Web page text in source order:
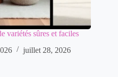
variétés sûres et faciles
juillet 28, 2026